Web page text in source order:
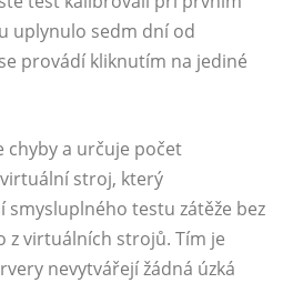
uplynulo sedm dní od
provádí kliknutím na jediné
a určuje počet
stroj, který
testu zátěže bez
z virtuálních strojů. Tím je
nevytvářejí žádná úzká